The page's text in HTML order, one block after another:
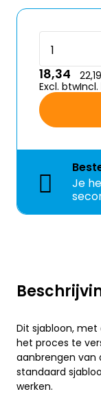
Dit sjabloon, met
het proces te
aanbrengen van
standaard
werken.
18,34
Excl. btw
22,19
Je